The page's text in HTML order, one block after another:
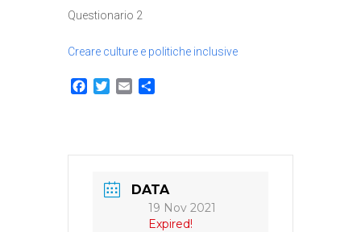
Questionario 2
Creare culture e politiche inclusive
Facebook
TwitterEmail
DATA
19 Nov 2021
Expired!